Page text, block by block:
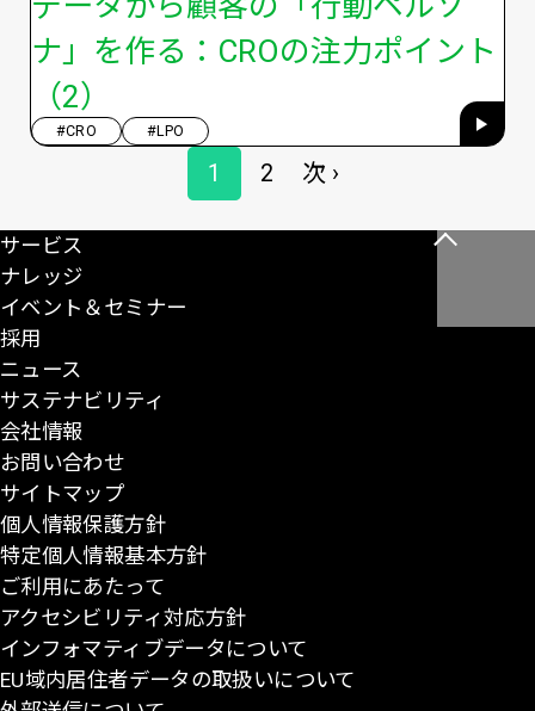
ナ」を作る：CROの注力ポイント
（2）
#CRO #LPO
ペ
ジ
ペ
ー
1
ペ
ー
2
次
ペ
次 ›
こ
サービス
ナレッジ
イベント＆セミナー
採用
ニュース
サステナビリティ
会社情報
お問い合わせ
サイトマップ
個人情報保護方針
特定個人情報基本方針
ご利用にあたって
アクセシビリティ対応方針
インフォマティブデータについて
EU域内居住者データの取扱いについて